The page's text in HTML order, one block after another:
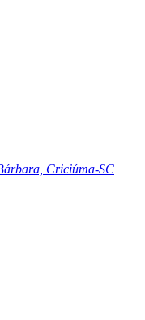
Criciúma-SC